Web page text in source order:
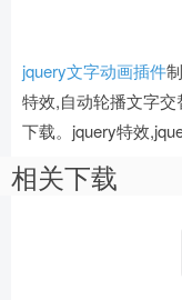
jquery文字动画插件
特效,自动轮播文字
下载。jquery特效
相关下载